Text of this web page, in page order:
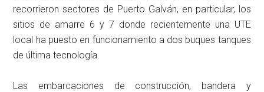
recorrieron sectores de Puerto Galván, en particular, los
sitios de amarre 6 y 7 donde recientemente una UTE
local ha puesto en funcionamiento a dos buques tanques
de última tecnología.
Las embarcaciones de construcción, bandera y